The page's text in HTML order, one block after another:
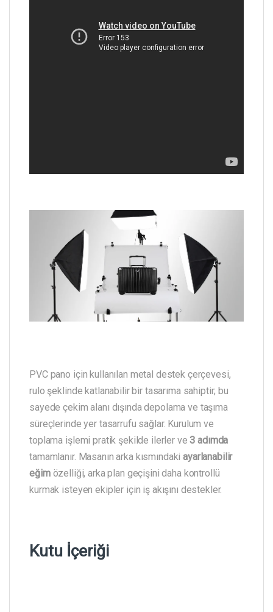
PVC pano için kullanılan metal destek çerçevesi,
rulo şeklinde katlanabilir bir tasarıma sahiptir; bu
sayede çekim alanı dışında depolama ve taşıma
süreçlerinde yer tasarrufu sağlar. Kurulum ve
toplama işlemi pratik şekilde ilerler ve3 adımda
tamamlanır. Masanın arka kısmındakiayarlanabilir
eğimözelliği, arka plan geçişini daha kontrollü
kurmak isteyen ekipler için iş akışını destekler.
Kutu İçeriği